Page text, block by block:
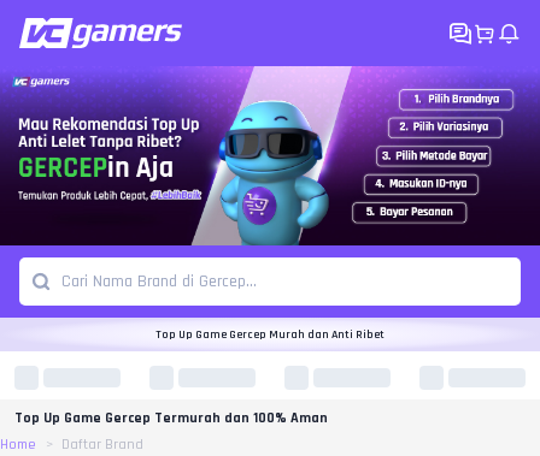
Top Up Game Gercep Murah dan Anti Ribet
Top Up Game Gercep Termurah dan 100% Aman
Home
Daftar Brand